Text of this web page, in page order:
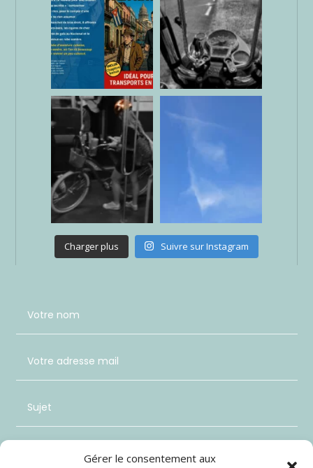
Gérer le consentement aux
Charger plus Suivre sur Instagram